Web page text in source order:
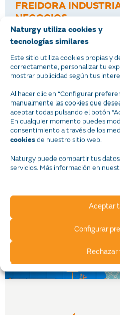
Naturgy utiliza cookies y
tecnologías similares
Este sitio utiliza cookies propias y
correctamente, personalizar tu
mostrar publicidad según tus
Al hacer clic en “Configurar
manualmente las cookies que
aceptar todas pulsando el botón
En cualquier momento puedes
consentimiento a través de los
cookies de nuestro sitio web.
Naturgy puede compartir tus
servicios. Más información en
Aceptar
Configurar
FREIDORA
NEGOCIOS
22-01-2026
En el sector de alimentos,
responder a objetivos claros
rentabilidad y la calidad.
desde cocinas industriales
rápida, las freidoras son
operación diaria, no solo por
producción, sino también
consumo energético. En
Leer más